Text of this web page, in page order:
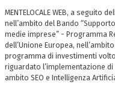
MENTELOCALE WEB, a
nell’ambito del Bando
medie imprese” - Programma
dell’Unione Europea,
programma di investimenti
riguardato l’implementazione
ambito SEO e Intelligenza